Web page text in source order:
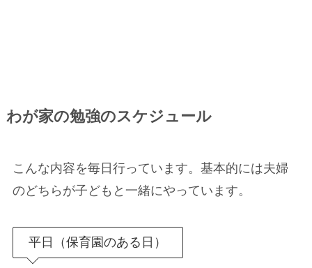
わが家の勉強のスケジュール
こんな内容を毎日行っています。基本的には夫婦
のどちらが子どもと一緒にやっています。
平日（保育園のある日）